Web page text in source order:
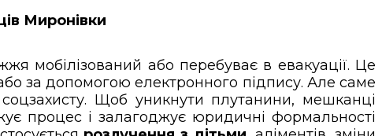
Миронівки
мобілізований або перебуває в евакуації. Це
за допомогою електронного підпису. Але саме
Щоб уникнути плутанини, мешканці
процес і залагоджує юридичні формальності